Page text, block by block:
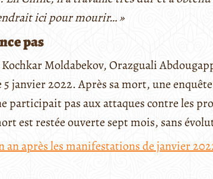
ici pour mourir… »
pas
Kochkar Moldabekov, Orazguali
5 janvier 2022. Après sa mort, une
participait pas aux attaques contre les
est restée ouverte sept mois, sans
an après les manifestations de janvier